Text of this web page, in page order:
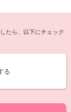
たら、以下にチェック
る